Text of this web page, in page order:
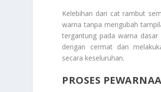
Kelebihan dari cat rambut
warna tanpa mengubah
tergantung pada warna
dengan cermat dan
secara keseluruhan.
PROSES